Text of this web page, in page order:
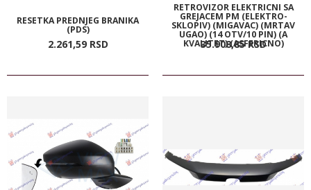
RESETKA PREDNJEG BRANIKA
(PDS)
2.261,59 RSD
RETROVIZOR ELEKTRICNI SA
GREJACEM PM (ELEKTRO-
SKLOPIV) (MIGAVAC) (MRTAV
UGAO) (14 OTV/10 PIN) (A
KVALITET) (ASFERICNO)
35.908,85 RSD